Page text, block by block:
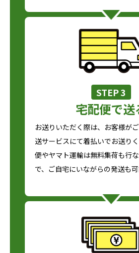
STEP 3
宅配便で送
お送りいただく際は、お客様が
送サービスにて着払いでお送り
便やヤマト運輸は無料集荷も行
で、ご自宅にいながらの発送も可